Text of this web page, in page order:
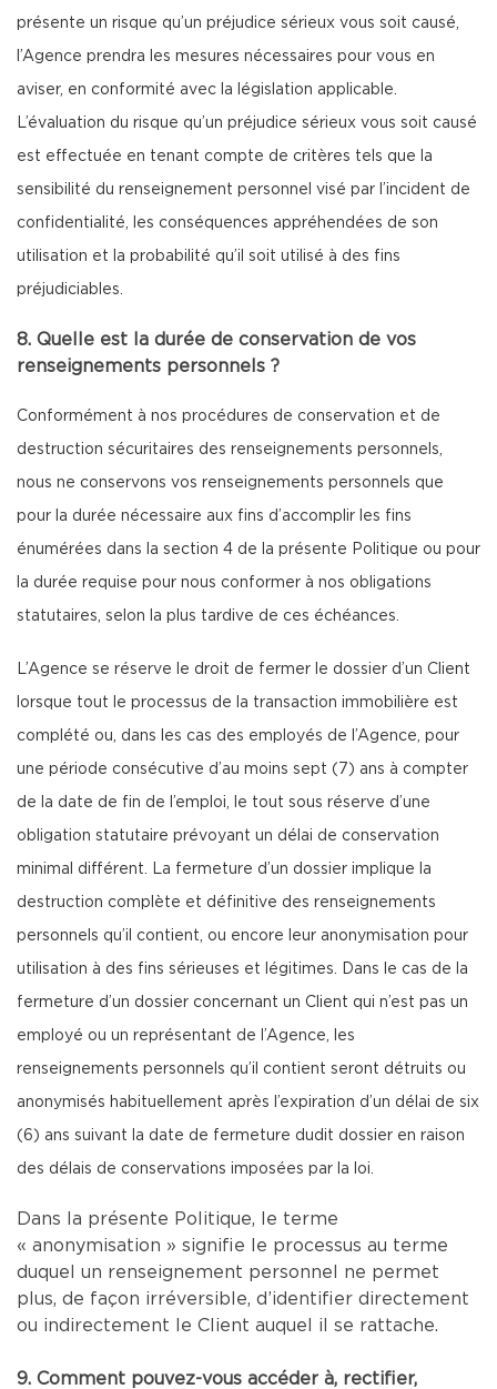
présente un risque qu’un préjudice sérieux vous soit causé,
l’Agence prendra les mesures nécessaires pour vous en
aviser, en conformité avec la législation applicable.
L’évaluation du risque qu’un préjudice sérieux vous soit causé
est effectuée en tenant compte de critères tels que la
sensibilité du renseignement personnel visé par l’incident de
confidentialité, les conséquences appréhendées de son
utilisation et la probabilité qu’il soit utilisé à des fins
préjudiciables.
8. Quelle est la durée de conservation de vos
renseignements personnels ?
Conformément à nos procédures de conservation et de
destruction sécuritaires des renseignements personnels,
nous ne conservons vos renseignements personnels que
pour la durée nécessaire aux fins d’accomplir les fins
énumérées dans la section 4 de la présente Politique ou pour
la durée requise pour nous conformer à nos obligations
statutaires, selon la plus tardive de ces échéances.
L’Agence se réserve le droit de fermer le dossier d’un Client
lorsque tout le processus de la transaction immobilière est
complété ou, dans les cas des employés de l’Agence, pour
une période consécutive d’au moins sept (7) ans à compter
de la date de fin de l’emploi, le tout sous réserve d’une
obligation statutaire prévoyant un délai de conservation
minimal différent. La fermeture d’un dossier implique la
destruction complète et définitive des renseignements
personnels qu’il contient, ou encore leur anonymisation pour
utilisation à des fins sérieuses et légitimes. Dans le cas de la
fermeture d’un dossier concernant un Client qui n’est pas un
employé ou un représentant de l’Agence, les
renseignements personnels qu’il contient seront détruits ou
anonymisés habituellement après l’expiration d’un délai de six
(6) ans suivant la date de fermeture dudit dossier en raison
des délais de conservations imposées par la loi.
Dans la présente Politique, le terme
« anonymisation » signifie le processus au terme
duquel un renseignement personnel ne permet
plus, de façon irréversible, d’identifier directement
ou indirectement le Client auquel il se rattache.
9. Comment pouvez-vous accéder à, rectifier,